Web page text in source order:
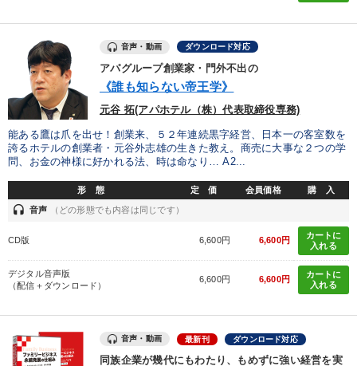
音声・動画 ダウンロード対応
アパグループ創業家・門外不出の
《誰も知らない帝王学》
元谷 拓(アパホテル（株）代表取締役専務)
能ある鷹は爪を出せ！創業来、５２年連続黒字経営、日本一の客室数を
誇るホテルの創業者・元谷外志雄の生きた教え。商売に大事な２つの学
問、お金の神様に好かれる法、時は命なり… A2...
形 態 定 価 会員価格 購 入
headset 音声 （どの形態でも内容は同じです）
CD版 6,600円 6,600円
カートに
入れる
デジタル音声版
（配信＋ダウンロード）
6,600円 6,600円
カートに
入れる
音声・動画 最新刊 ダウンロード対応
同族企業が幾代にもわたり、もめずに強い経営を実